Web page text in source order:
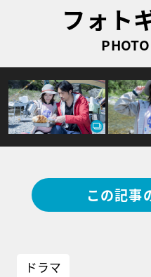
フォト
この記事
ドラマ